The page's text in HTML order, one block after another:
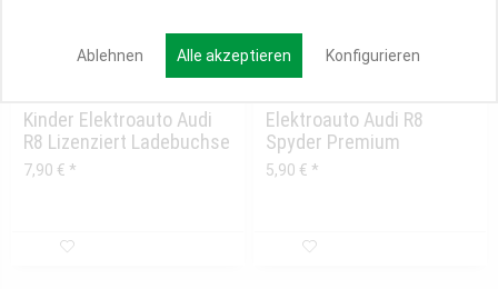
1 Variante
Kinder Elektroauto Audi
R8 Lizenziert Ladebuchse
mit Sicherung...
7,90 € *
Elektroauto Audi R8
Spyder Premium
Scheinwerferglas links
5,90 € *
Ablehnen Alle akzeptieren Konfigurieren